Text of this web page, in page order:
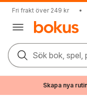
Fri frakt över 249 kr •
Sök bok, spel,
Skapa nya